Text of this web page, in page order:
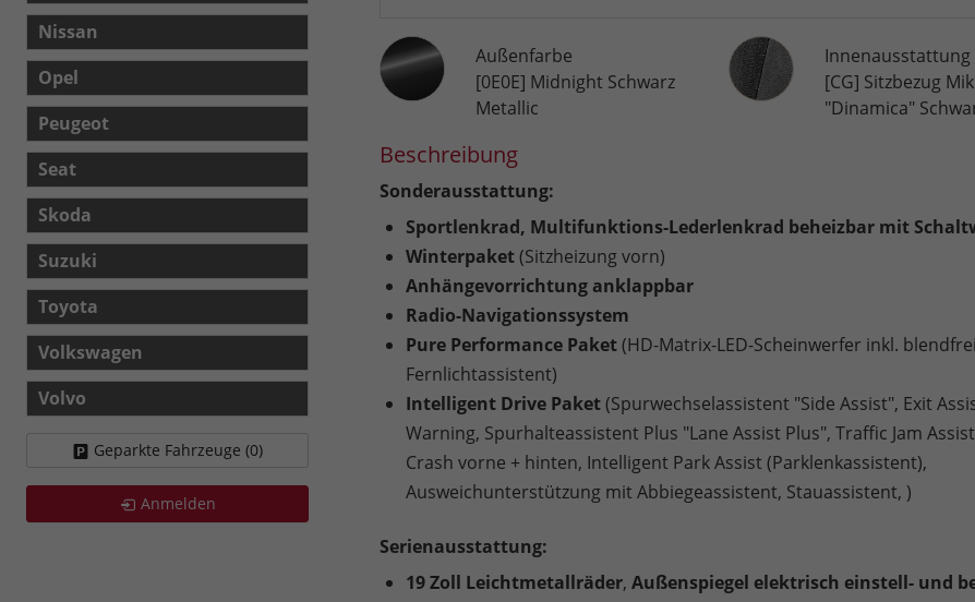
Außenfarbe
[0E0E] Midnight Schwarz
Metallic
InnenausstattungInnenausstattung
[CG] Sitzbezug
"Dinamica"
Beschreibung
Sonderausstattung:
Sportlenkrad, Multifunktions-Lederlenkrad beheizbar mit
Winterpaket(Sitzheizung vorn)
Anhängevorrichtung anklappbar
Radio-Navigationssystem
Pure Performance Paket(HD-Matrix-LED-Scheinwerfer inkl.
Fernlichtassistent)
Intelligent Drive Paket(Spurwechselassistent "Side Assist", Exit
Warning, Spurhalteassistent Plus "Lane Assist Plus", Traffic Jam
Crash vorne + hinten, Intelligent Park Assist (Parklenkassistent),
Ausweichunterstützung mit Abbiegeassistent, Stauassistent, )
Serienausstattung:
19 Zoll Leichtmetallräder, Außenspiegel elektrisch einstell- und
Nissan
Opel
Peugeot
Seat
Skoda
Suzuki
Toyota
Volkswagen
Volvo
Geparkte Fahrzeuge (0)
Anmelden